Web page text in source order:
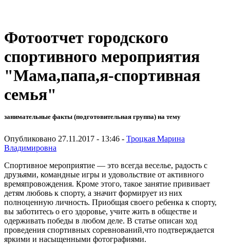
Фотоотчет городского
спортивного мероприятия
"Мама,папа,я-спортивная
семья"
занимательные факты (подготовительная группа) на тему
Опубликовано 27.11.2017 - 13:46 - Троцкая Марина
Владимировна
Спортивное мероприятие — это всегда веселье, радость с
друзьями, командные игры и удовольствие от активного
времяпровождения. Кроме этого, такое занятие прививает
детям любовь к спорту, а значит формирует из них
полноценную личность. Приобщая своего ребенка к спорту,
вы заботитесь о его здоровье, учите жить в обществе и
одерживать победы в любом деле. В статье описан ход
проведения спортивных соревнований,что подтверждается
яркими и насыщенными фотографиями.